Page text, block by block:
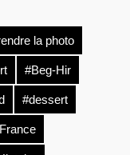
la photo
#Beg-Hir
#dessert